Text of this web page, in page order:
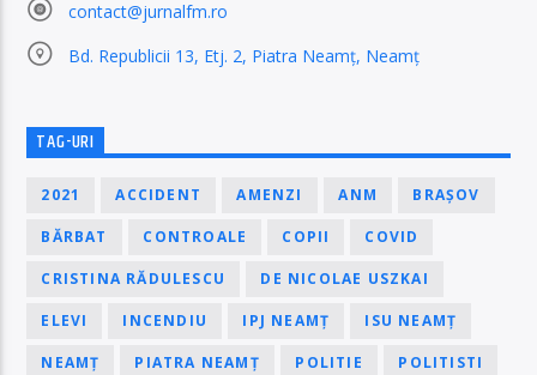
contact@jurnalfm.ro
Bd. Republicii 13, Etj. 2, Piatra Neamț, Neamț
TAG-URI
2021 ACCIDENT AMENZI ANM BRAȘOV
BĂRBAT CONTROALE COPII COVID
CRISTINA RĂDULESCU DE NICOLAE USZKAI
ELEVI INCENDIU IPJ NEAMȚ ISU NEAMȚ
NEAMȚ PIATRA NEAMȚ POLITIE POLITISTI